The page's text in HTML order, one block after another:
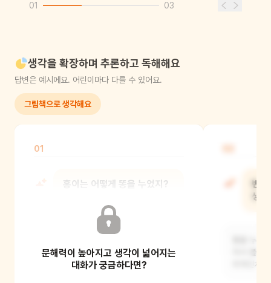
01 03
생각을 확장하며 추론하고 독해해요
답변은 예시에요. 어린이마다 다를 수 있어요.
그림책으로 생각해요
01
홍이는 어떻게 똥을 누었지?
외계인들처럼 채소를 먹고 똥을 쌀 수
문해력이 높아지고 생각이 넓어지는
대화가 궁금하다면?
변
생
똥을 누지
차서 볼록
외계인처